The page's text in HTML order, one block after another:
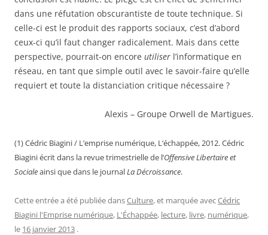
dans une réfutation obscurantiste de toute technique. Si
celle-ci est le produit des rapports sociaux, c’est d’abord
ceux-ci qu’il faut changer radicalement. Mais dans cette
perspective, pourrait-on encore utiliser l’informatique en
réseau, en tant que simple outil avec le savoir-faire qu’elle
requiert et toute la distanciation critique nécessaire ?
Alexis – Groupe Orwell de Martigues.
(1) Cédric Biagini / L’emprise numérique, L’échappée, 2012. Cédric
Biagini écrit dans la revue trimestrielle de l’Offensive Libertaire et
Socialeainsi que dans le journalLa Décroissance.
Cette entrée a été publiée dansCulture, et marquée avecCédric
Biagini l'Emprise numérique, L'Échappée, lecture, livre, numérique,
le 16 janvier 2013 .